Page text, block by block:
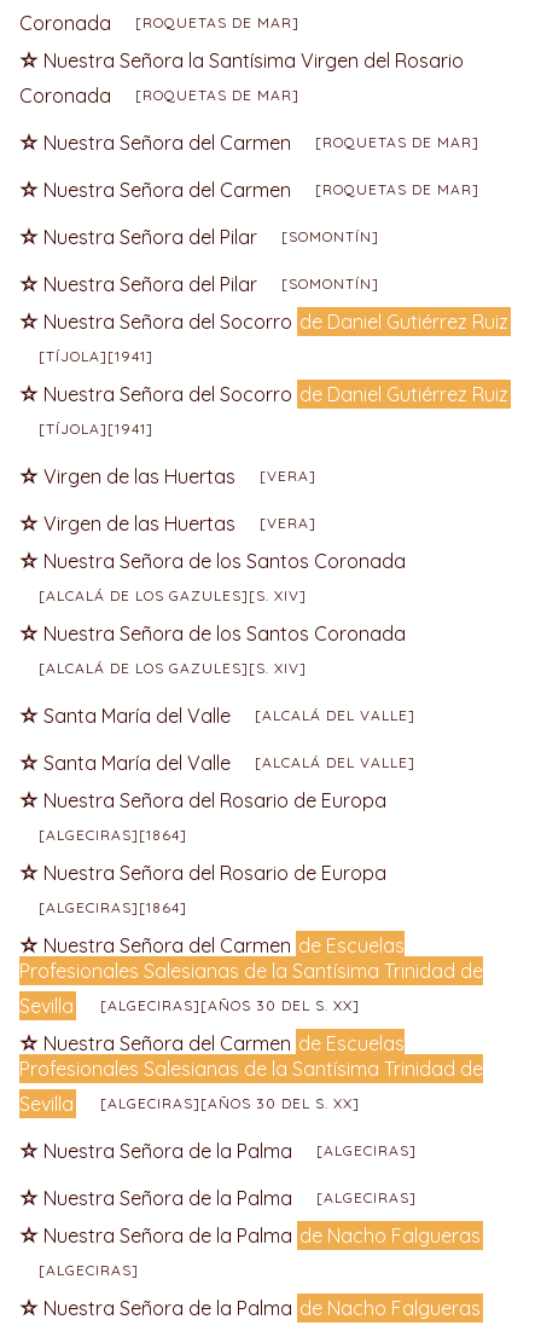
Coronada [ROQUETAS DE MAR]
Nuestra Señora la Santísima Virgen del Rosario
Coronada
[ROQUETAS DE MAR]
Nuestra Señora del Carmen [ROQUETAS DE MAR]
Nuestra Señora del Carmen [ROQUETAS DE MAR]
Nuestra Señora del Pilar [SOMONTÍN]
Nuestra Señora del Pilar [SOMONTÍN]
Nuestra Señora del Socorro de Daniel Gutiérrez Ruiz
[TÍJOLA][1941]
Nuestra Señora del Socorro de Daniel Gutiérrez Ruiz
[TÍJOLA][1941]
Virgen de las Huertas [VERA]
Virgen de las Huertas [VERA]
Nuestra Señora de los Santos Coronada
[ALCALÁ DE LOS GAZULES][S. XIV]
Nuestra Señora de los Santos Coronada
[ALCALÁ DE LOS GAZULES][S. XIV]
Santa María del Valle [ALCALÁ DEL VALLE]
Santa María del Valle [ALCALÁ DEL VALLE]
Nuestra Señora del Rosario de Europa
[ALGECIRAS][1864]
Nuestra Señora del Rosario de Europa
[ALGECIRAS][1864]
Nuestra Señora del Carmen de Escuelas
Profesionales Salesianas de la Santísima Trinidad de
Sevilla
[ALGECIRAS][AÑOS 30 DEL S. XX]
Nuestra Señora del Carmen de Escuelas
Profesionales Salesianas de la Santísima Trinidad de
Sevilla
[ALGECIRAS][AÑOS 30 DEL S. XX]
Nuestra Señora de la Palma [ALGECIRAS]
Nuestra Señora de la Palma [ALGECIRAS]
Nuestra Señora de la Palma de Nacho Falgueras
[ALGECIRAS]
Nuestra Señora de la Palma de Nacho Falgueras